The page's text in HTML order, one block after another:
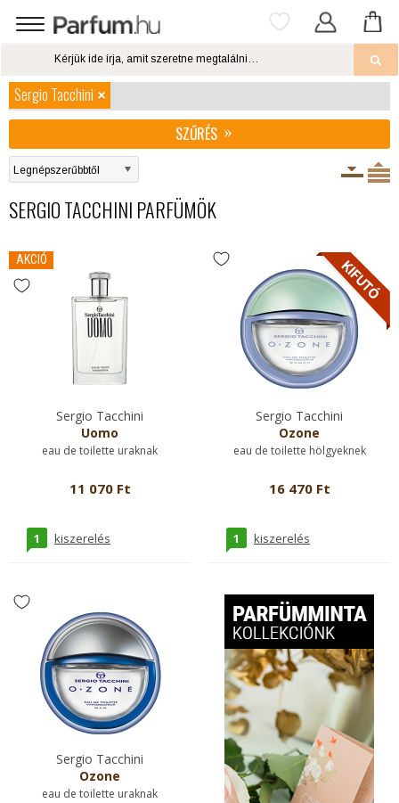
Sergio Tacchini
SZŰRÉS
SERGIO TACCHINI PARFÜMÖK
AKCIÓ
Sergio Tacchini
Uomo
eau de toilette uraknak
11 070 Ft
1 kiszerelés
Sergio Tacchini
Ozone
eau de toilette hölgyeknek
16 470 Ft
1 kiszerelés
Sergio Tacchini
Ozone
eau de toilette uraknak